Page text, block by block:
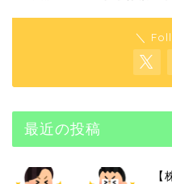
＼
最近の投稿